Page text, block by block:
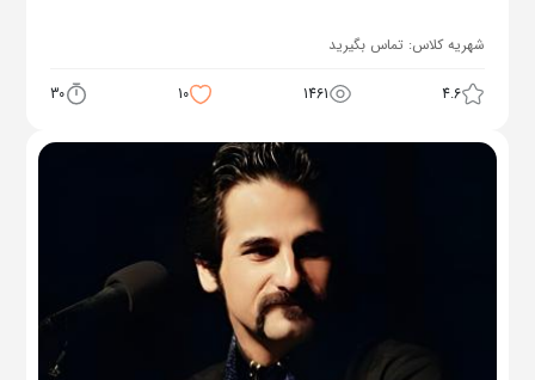
شهریه کلاس: تماس بگیرید
4.6
1461
10
30